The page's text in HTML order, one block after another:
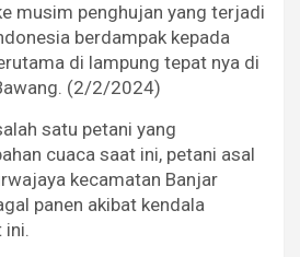
musim penghujan yang terjadi
berdampak kepada
di lampung tepat nya di
(2/2/2024)
satu petani yang
cuaca saat ini, petani asal
kecamatan Banjar
panen akibat kendala
ini.